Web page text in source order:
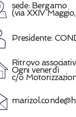
sede: Bergamo
(via XXIV
Presidente:
Ritrovo
Ogni venerdì
c/o